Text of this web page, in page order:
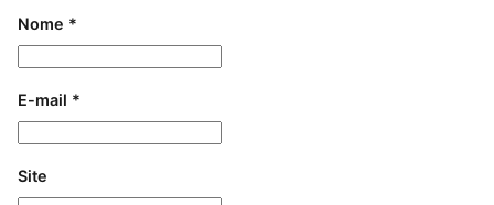
Nome *
E-mail *
Site